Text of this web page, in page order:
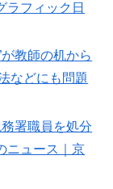
ラフィック日
教師の机から
などにも問題
署職員を処分
ニュース｜京